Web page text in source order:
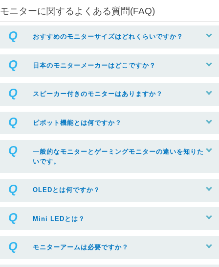
モニターに関するよくある質問(FAQ)
おすすめのモニターサイズはどれくらいですか？
日本のモニターメーカーはどこですか？
スピーカー付きのモニターはありますか？
ピボット機能とは何ですか？
一般的なモニターとゲーミングモニターの違いを知りた
いです。
OLEDとは何ですか？
Mini LEDとは？
モニターアームは必要ですか？